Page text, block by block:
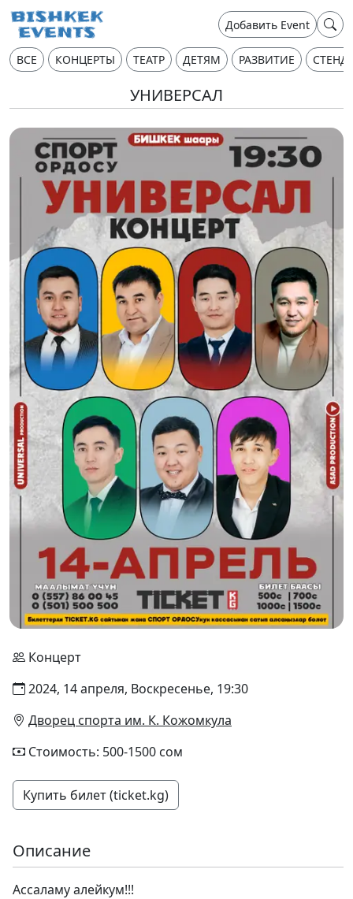
Добавить Event
ВСЕ КОНЦЕРТЫ ТЕАТР ДЕТЯМ РАЗВИТИЕ
УНИВЕРСАЛ
Концерт
2024, 14 апреля, Воскресенье, 19:30
Дворец спорта им. К. Кожомкула
Стоимость: 500-1500 сом
Купить билет (ticket.kg)
Описание
Ассаламу алейкум!!!